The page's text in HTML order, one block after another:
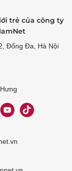
trẻ của công ty
Đống Đa, Hà Nội